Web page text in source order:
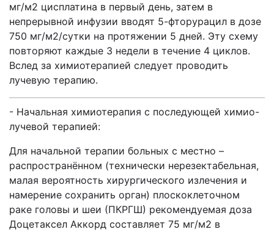
мг/м2 цисплатина в первый день, затем в
непрерывной инфузии вводят 5-фторурацил в дозе
750 мг/м2/сутки на протяжении 5 дней. Эту схему
повторяют каждые 3 недели в течение 4 циклов.
Вслед за химиотерапией следует проводить
лучевую терапию.
- Начальная химиотерапия с последующей химио-
лучевой терапией:
Для начальной терапии больных с местно –
распространённом (технически нерезектабельная,
малая вероятность хирургического излечения и
намерение сохранить орган) плоскоклеточном
раке головы и шеи (ПКРГШ) рекомендуемая доза
Доцетаксел Аккорд составляет 75 мг/м2 в